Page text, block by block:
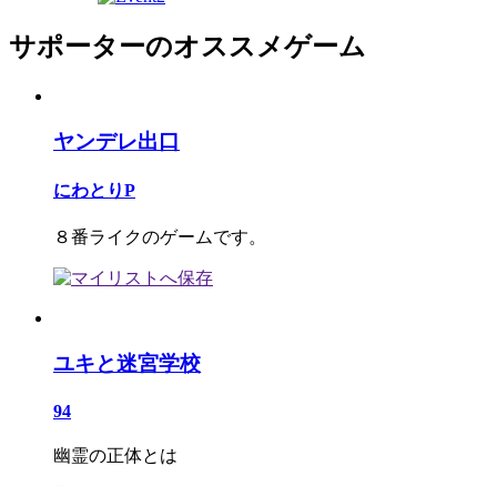
サポーターのオススメゲーム
ヤンデレ出口
にわとりP
８番ライクのゲームです。
ユキと迷宮学校
94
幽霊の正体とは